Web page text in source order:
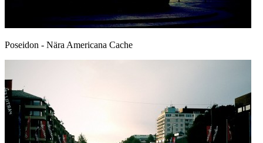
Poseidon - Nära Americana Cache